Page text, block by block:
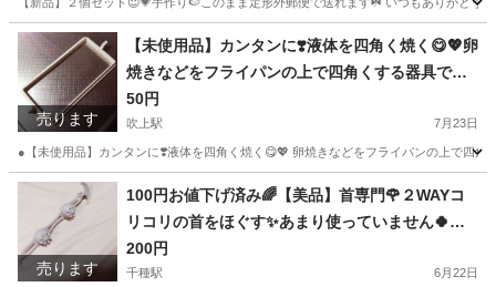
愛知 名古屋市 千種駅 インテリア雑貨/小物 お土産
売ります
【未使用品】カンタンに❣️液体を四角く焼く😋💖卵
焼きなどをフライパンの上で四角くする器具です
😊💓シリコン製です🥰他にもたくさん出品してい
るので まとめ買いで割引できる場合もございます
❤️
50円
吹上駅 7月23日
●【未使用品】カンタンに❣️液体を四角く焼く😋💖 卵焼きなどをフライパンの上で四
愛知 名古屋市 吹上駅 インテリア雑貨/小物 フライパン
売ります
100円お値下げ済み🌈【美品】首専門🌹２WAYコ
リコリの首をほぐす✨あまり使っていません🍀使
い方は、両方の２本指で持っていただいて、首に
押し当てるだけ❤️
200円
千種駅 6月22日